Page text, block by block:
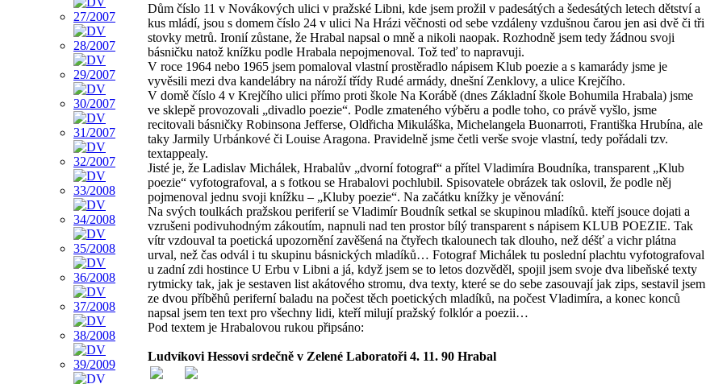
Dům číslo 11 v Novákových ulici v pražské Libni, kde jsem prožil v padesátých a šedesátých letech dětství a
kus mládí, jsou s domem číslo 24 v ulici Na Hrázi věčnosti od sebe vzdáleny vzdušnou čarou jen asi dvě či tři
stovky metrů. Ironií zůstane, že Hrabal napsal o mně a nikoli naopak. Rozhodně jsem tedy žádnou svoji
básničku natož knížku podle Hrabala nepojmenoval. Tož teď to napravuji.
V roce 1964 nebo 1965 jsem pomaloval vlastní prostěradlo nápisem Klub poezie a s kamarády jsme je
vyvěsili mezi dva kandelábry na nároží třídy Rudé armády, dnešní Zenklovy, a ulice Krejčího.
V domě číslo 4 v Krejčího ulici přímo proti škole Na Korábě (dnes Základní škole Bohumila Hrabala) jsme
ve sklepě provozovali „divadlo poezie“. Podle zmateného výběru a podle toho, co právě vyšlo, jsme
recitovali básničky Robinsona Jefferse, Oldřicha Mikuláška, Michelangela Buonarroti, Františka Hrubína, ale
taky Jarmily Urbánkové či Louise Aragona. Pravidelně jsme četli verše svoje vlastní, tedy pořádali tzv.
textappealy.
Jisté je, že Ladislav Michálek, Hrabalův „dvorní fotograf“ a přítel Vladimíra Boudníka, transparent „Klub
poezie“ vyfotografoval, a s fotkou se Hrabalovi pochlubil. Spisovatele obrázek tak oslovil, že podle něj
pojmenoval jednu svoji knížku – „Kluby poezie“. Na začátku knížky je věnování:
Na svých toulkách pražskou periferií se Vladimír Boudník setkal se skupinou mladíků. kteří jsouce dojati a
vzrušeni podivuhodným zákoutím, napnuli nad ten prostor bílý transparent s nápisem KLUB POEZIE. Tak
vítr vzdouval ta poetická upozornění zavěšená na čtyřech tkalounech tak dlouho, než déšť a vichr plátna
urval, než čas odvál i tu skupinu básnických mladíků… Fotograf Michálek tu poslední plachtu vyfotografoval
u zadní zdi hostince U Erbu v Libni a já, když jsem se to letos dozvěděl, spojil jsem svoje dva libeňské texty
rytmicky tak, jak je sestaven list akátového stromu, dva texty, které se do sebe zasouvají jak zips, sestavil jsem
ze dvou příběhů periferní baladu na počest těch poetických mladíků, na počest Vladimíra, a konec konců
napsal jsem ten text pro všechny lidi, kteří milují pražský folklór a poezii…
Pod textem je Hrabalovou rukou připsáno:
Ludvíkovi Hessovi srdečně v Zelené Laboratoři 4. 11. 90 Hrabal